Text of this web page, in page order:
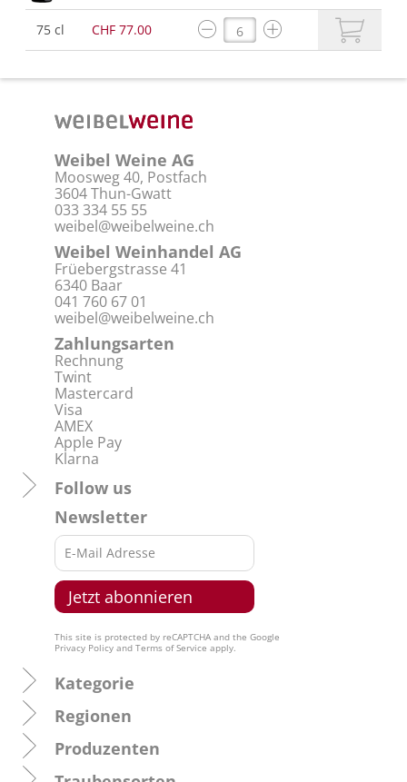
75 cl CHF 77.00
Weibel Weine AG
Moosweg 40, Postfach
3604 Thun-Gwatt
033 334 55 55
weibel@weibelweine.ch
Weibel Weinhandel AG
Früebergstrasse 41
6340 Baar
041 760 67 01
weibel@weibelweine.ch
Zahlungsarten
Rechnung
Twint
Mastercard
Visa
AMEX
Apple Pay
Klarna
Follow us
Newsletter
This site is protected by reCAPTCHA and the Google
Privacy Policy and Terms of Service apply.
Kategorie
Regionen
Produzenten